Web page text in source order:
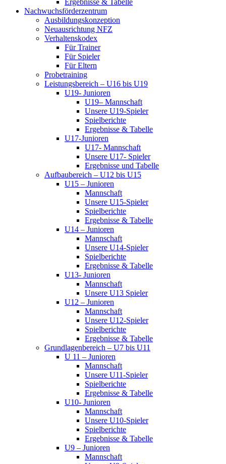
Ergebnisse & Tabelle
Nachwuchsförderzentrum
Ausbildungskonzeption
Neuausrichtung NFZ
Verhaltenskodex
Für Trainer
Für Spieler
Für Eltern
Probetraining
Leistungsbereich – U16 bis U19
U19- Junioren
U19– Mannschaft
Unsere U19-Spieler
Spielberichte
Ergebnisse & Tabelle
U17-Junioren
U17- Mannschaft
Unsere U17- Spieler
Ergebnisse und Tabelle
Aufbaubereich – U12 bis U15
U15 – Junioren
Mannschaft
Unsere U15-Spieler
Spielberichte
Ergebnisse & Tabelle
U14 – Junioren
Mannschaft
Unsere U14-Spieler
Spielberichte
Ergebnisse & Tabelle
U13- Junioren
Mannschaft
Unsere U13 Spieler
U12 – Junioren
Mannschaft
Unsere U12-Spieler
Spielberichte
Ergebnisse & Tabelle
Grundlagenbereich – U7 bis U11
U 11 – Junioren
Mannschaft
Unsere U11-Spieler
Spielberichte
Ergebnisse & Tabelle
U10- Junioren
Mannschaft
Unsere U10-Spieler
Spielberichte
Ergebnisse & Tabelle
U9 – Junioren
Mannschaft